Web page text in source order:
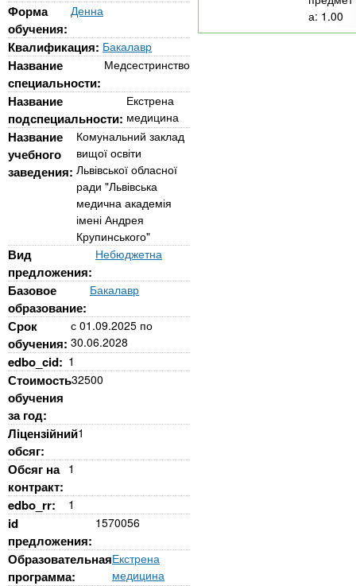
e
n
t
s
i
n
f
o
н
ы
х
з
а
в
е
д
и
й
MBA
Онлайн курсы
За рубежом
Форма
обучения:
Денна
Квалификация: Бакалавр
Название
специальности:
Медсестринство
Название
подспециальности:
Екстрена
медицина
Название
учебного
заведения:
Комунальний заклад
вищої освіти
Львівської обласної
ради "Львівська
медична академія
імені Андрея
Крупинського"
Вид
предложения:
Небюджетна
Базовое
образование:
Бакалавр
Срок
обучения:
с 01.09.2025 по
30.06.2028
edbo_cid: 1
Стоимость
обучения
за год:
32500
Ліцензійний
обсяг:
1
Обсяг на
контракт:
1
edbo_rr: 1
id
предложения:
1570056
Образовательная
программа:
Екстрена
медицина
а: 1.00